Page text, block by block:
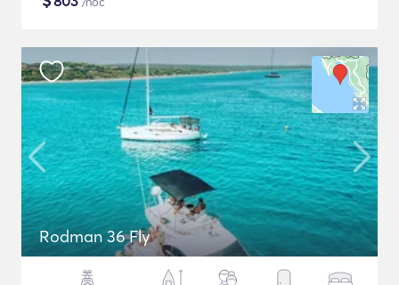
Rodman 36 Fly